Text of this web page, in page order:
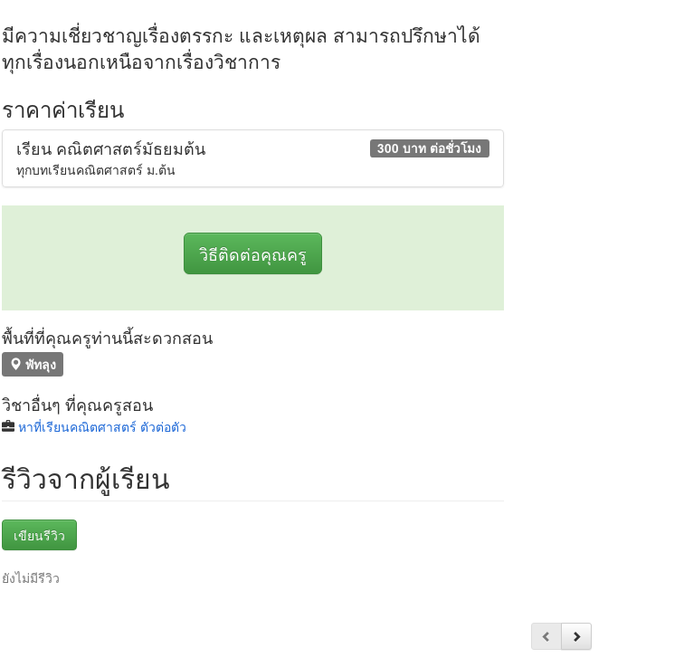
มีความเชี่ยวชาญเรื่องตรรกะ และเหตุผล สามารถปรึกษาได้
ทุกเรื่องนอกเหนือจากเรื่องวิชาการ
ราคาค่าเรียน
เรียน คณิตศาสตร์มัธยมต้น 300 บาท ต่อชั่วโมง
ทุกบทเรียนคณิตศาสตร์ ม.ต้น
วิธีติดต่อคุณครู
พื้นที่ที่คุณครูท่านนี้สะดวกสอน
พัทลุง
วิชาอื่นๆ ที่คุณครูสอน
หาที่เรียนคณิตศาสตร์ ตัวต่อตัว
รีวิวจากผู้เรียน
เขียนรีวิว
ยังไม่มีรีวิว